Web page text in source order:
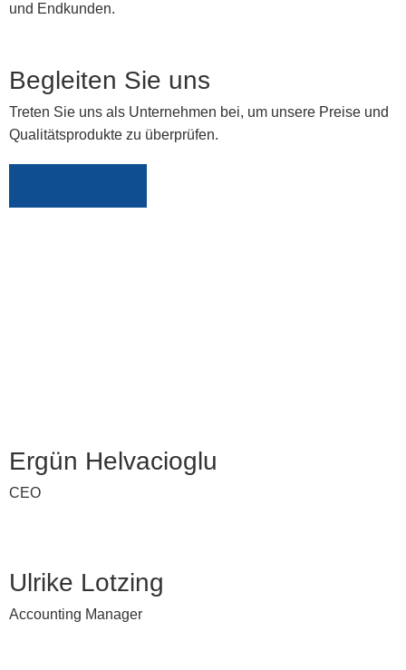
und Endkunden.
Begleiten Sie uns
Treten Sie uns als Unternehmen bei, um unsere Preise und
Qualitätsprodukte zu überprüfen.
Ergün Helvacioglu
CEO
Ulrike Lotzing
Accounting Manager